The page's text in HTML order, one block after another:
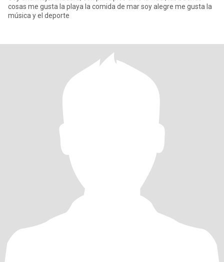
cosas me gusta la playa la comida de mar soy alegre me gusta la
música y el deporte